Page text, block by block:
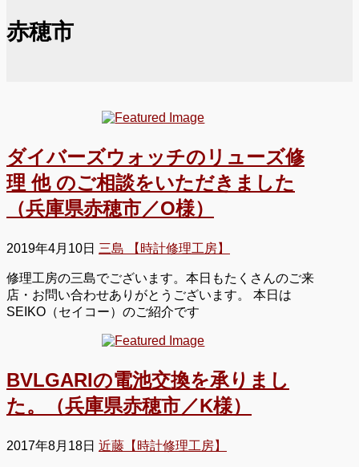
赤穂市
ダイバーズウォッチのリューズ修
理 他 のご相談をいただきました
（兵庫県赤穂市／O様）
2019年4月10日 三島 【時計修理工房】
修理工房の三島でございます。本日もたくさんのご来
店・お問い合わせありがとうございます。 本日は
SEIKO（セイコー）のご紹介です
BVLGARIの電池交換を承りまし
た。（兵庫県赤穂市／K様）
2017年8月18日 近藤【時計修理工房】